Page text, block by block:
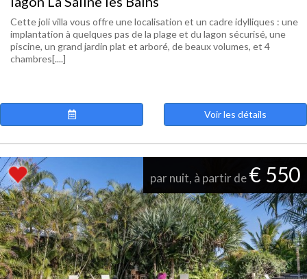
Cette joli villa vous offre une localisation et un cadre idylliques : une
implantation à quelques pas de la plage et du lagon sécurisé, une
piscine, un grand jardin plat et arboré, de beaux volumes, et 4
chambres[....]
Voir les détails
par nuit, à partir de€ 550